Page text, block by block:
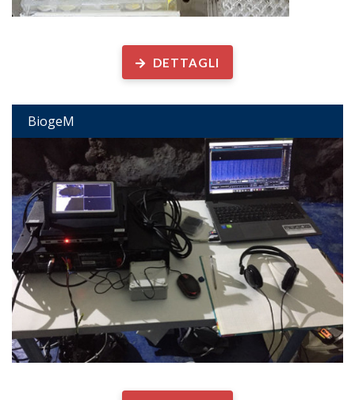
DETTAGLI
BiogeM